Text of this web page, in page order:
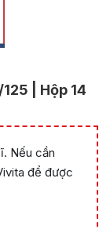
| Hộp 14
Nếu cần
để được